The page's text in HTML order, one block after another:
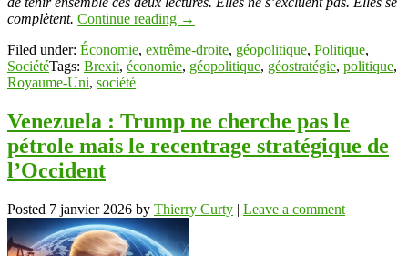
complètent. Continue reading →
Filed under: Économie, extrême-droite, géopolitique, Politique,
SociétéTags: Brexit, économie, géopolitique, géostratégie, politique,
Royaume-Uni, société
Venezuela : Trump ne cherche pas le
pétrole mais le recentrage stratégique de
l’Occident
Posted 7 janvier 2026 by Thierry Curty | Leave a comment